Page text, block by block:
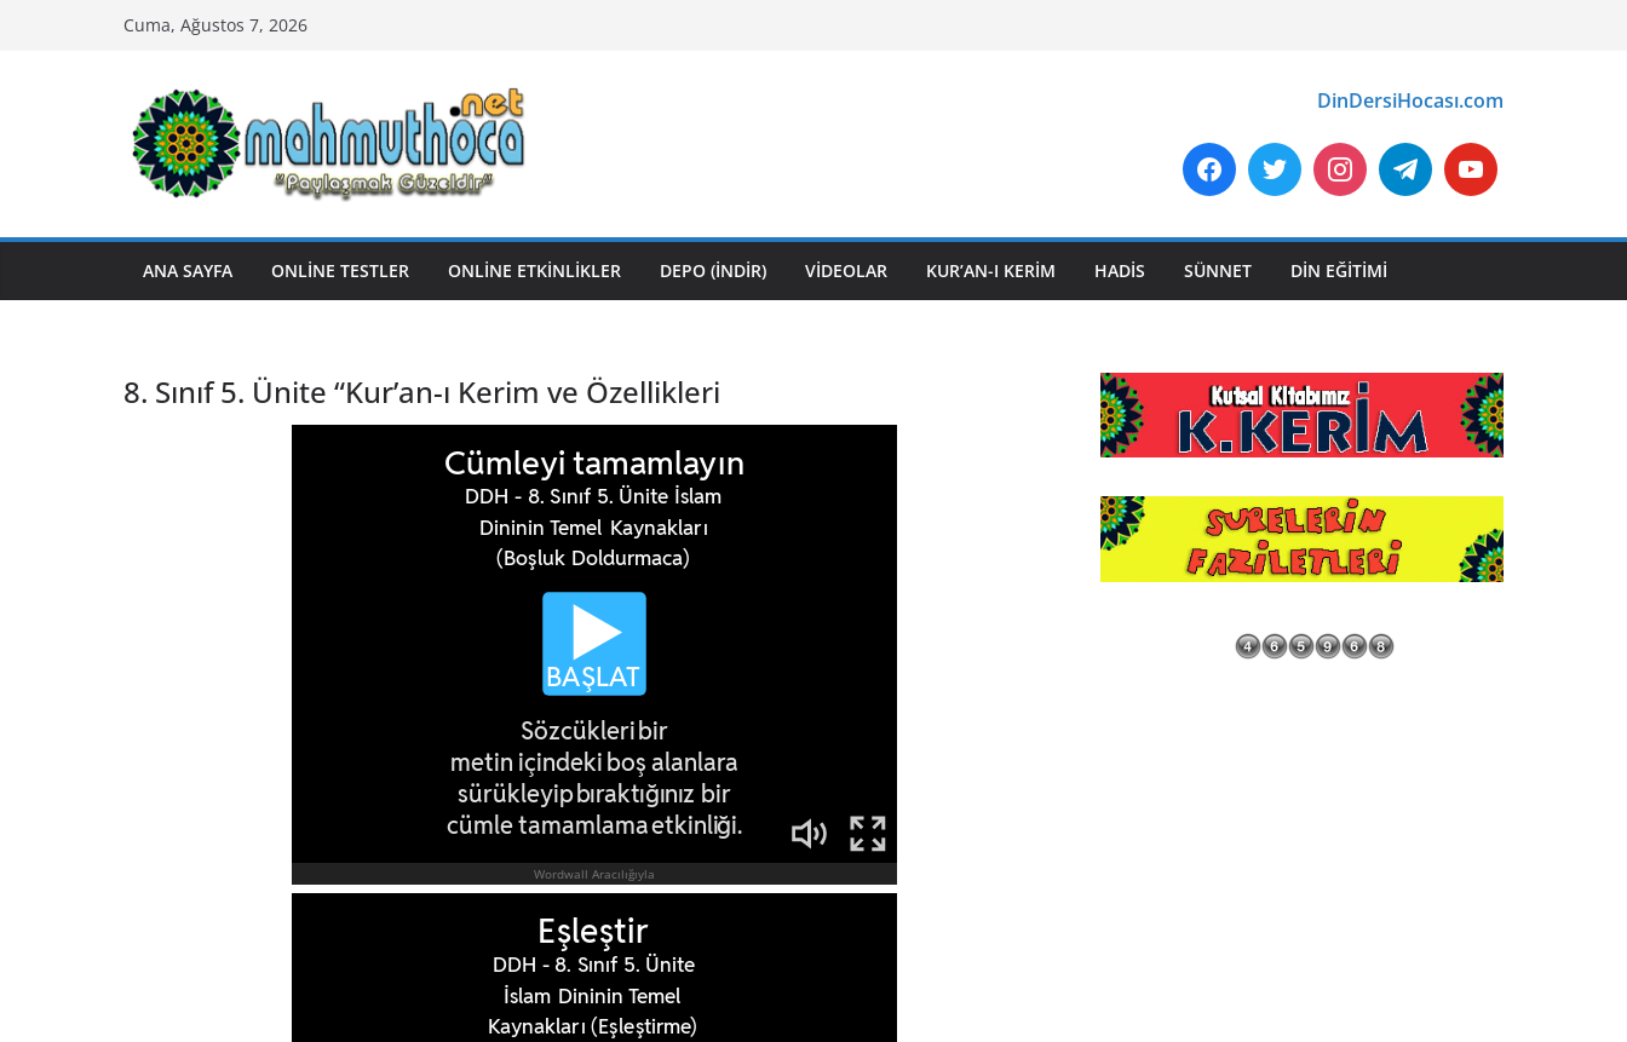
Cuma, Ağustos 7, 2026
DinDersiHocası.com
ANA SAYFA ONLİNE TESTLER ONLİNE ETKİNLİKLER DEPO (İNDİR) VİDEOLAR KUR’AN-I KERİM HADİS SÜNNET DİN EĞİTİMİ
8. Sınıf 5. Ünite “Kur’an-ı Kerim ve Özellikleri